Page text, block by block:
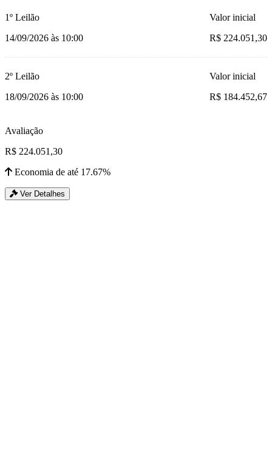
1º Leilão
14/09/2026 às 10:00
Valor inicial
R$ 224.051,30
2º Leilão
18/09/2026 às 10:00
Valor inicial
R$ 184.452,67
Avaliação
R$ 224.051,30
Economia de até 17.67%
Ver Detalhes